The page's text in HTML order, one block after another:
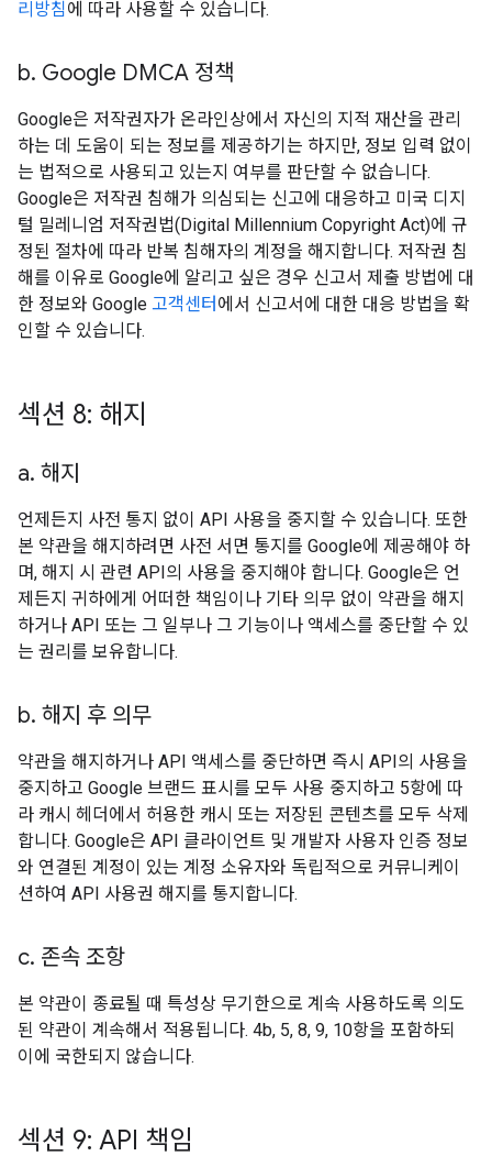
리방침에 따라 사용할 수 있습니다.
b. Google DMCA 정책
Google은 저작권자가 온라인상에서 자신의 지적 재산을 관리
하는 데 도움이 되는 정보를 제공하기는 하지만, 정보 입력 없이
는 법적으로 사용되고 있는지 여부를 판단할 수 없습니다.
Google은 저작권 침해가 의심되는 신고에 대응하고 미국 디지
털 밀레니엄 저작권법(Digital Millennium Copyright Act)에 규
정된 절차에 따라 반복 침해자의 계정을 해지합니다. 저작권 침
해를 이유로 Google에 알리고 싶은 경우 신고서 제출 방법에 대
한 정보와 Google 고객센터 에서 신고서에 대한 대응 방법을 확
인할 수 있습니다.
섹션 8: 해지
a. 해지
언제든지 사전 통지 없이 API 사용을 중지할 수 있습니다. 또한
본 약관을 해지하려면 사전 서면 통지를 Google에 제공해야 하
며, 해지 시 관련 API의 사용을 중지해야 합니다. Google은 언
제든지 귀하에게 어떠한 책임이나 기타 의무 없이 약관을 해지
하거나 API 또는 그 일부나 그 기능이나 액세스를 중단할 수 있
는 권리를 보유합니다.
b. 해지 후 의무
약관을 해지하거나 API 액세스를 중단하면 즉시 API의 사용을
중지하고 Google 브랜드 표시를 모두 사용 중지하고 5항에 따
라 캐시 헤더에서 허용한 캐시 또는 저장된 콘텐츠를 모두 삭제
합니다. Google은 API 클라이언트 및 개발자 사용자 인증 정보
와 연결된 계정이 있는 계정 소유자와 독립적으로 커뮤니케이
션하여 API 사용권 해지를 통지합니다.
c. 존속 조항
본 약관이 종료될 때 특성상 무기한으로 계속 사용하도록 의도
된 약관이 계속해서 적용됩니다. 4b, 5, 8, 9, 10항을 포함하되
이에 국한되지 않습니다.
섹션 9: API 책임